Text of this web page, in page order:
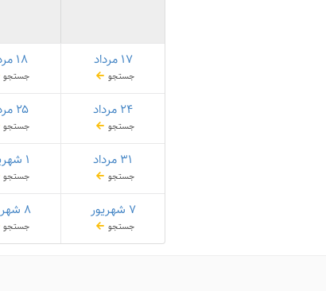
۱۷ مرداد
جستجو
۱۸ مرداد
جستجو
۲۴ مرداد
جستجو
۲۵ مرداد
جستجو
۳۱ مرداد
جستجو
۱ شهریور
جستجو
۷ شهریور
جستجو
۸ شهریور
جستجو